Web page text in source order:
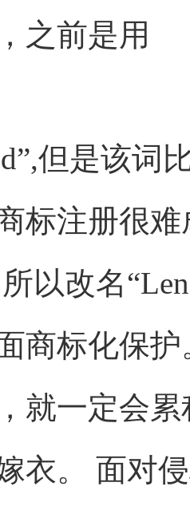
之前是用
但是该词
标注册很
以改名
商标化保
就一定会累
衣。 面对